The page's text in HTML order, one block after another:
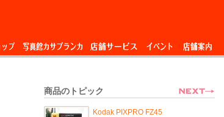
プ 写真館カサブランカ 店舗サービス イベント 店舗案内
商品のトピック
Kodak PIXPRO FZ45